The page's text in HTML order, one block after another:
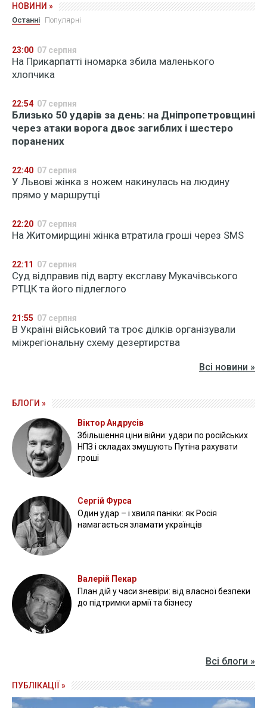
НОВИНИ »
Останні Популярні
23:00 07 серпня
На Прикарпатті іномарка збила маленького
хлопчика
22:54 07 серпня
Близько 50 ударів за день: на Дніпропетровщині
через атаки ворога двоє загиблих і шестеро
поранених
22:40 07 серпня
У Львові жінка з ножем накинулась на людину
прямо у маршрутці
22:20 07 серпня
На Житомирщині жінка втратила гроші через SMS
22:11 07 серпня
Суд відправив під варту ексглаву Мукачівського
РТЦК та його підлеглого
21:55 07 серпня
В Україні військовий та троє ділків організували
міжрегіональну схему дезертирства
Всі новини »
БЛОГИ »
Віктор Андрусів
Збільшення ціни війни: удари по російських
НПЗ і складах змушують Путіна рахувати
гроші
Сергій Фурса
Один удар – і хвиля паніки: як Росія
намагається зламати українців
Валерій Пекар
План дій у часи зневіри: від власної безпеки
до підтримки армії та бізнесу
Всі блоги »
ПУБЛІКАЦІЇ »